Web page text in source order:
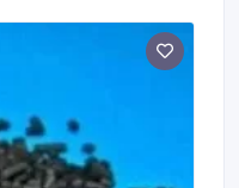
сроками годности,